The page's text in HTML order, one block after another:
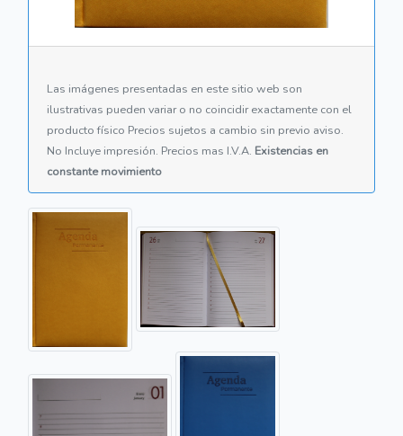
Las imágenes presentadas en este sitio web son
ilustrativas pueden variar o no coincidir exactamente con el
producto físico Precios sujetos a cambio sin previo aviso.
No Incluye impresión. Precios mas I.V.A. Existencias en
constante movimiento